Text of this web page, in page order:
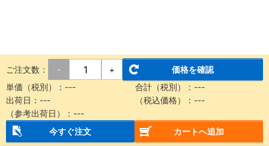
ご注文数： - +
価格を確認
単価（税別）： --- 合計（税別）： ---
出荷日： --- （税込価格）： ---
（参考出荷日）： ---
今すぐ注文
カートへ追加